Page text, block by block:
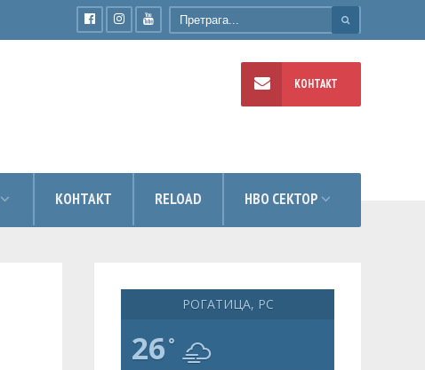
ДОКУМЕНТИКОНТАКТ RELOAD НВО СЕКТОР
КОНТАКТ
РОГАТИЦА, РС
26 °